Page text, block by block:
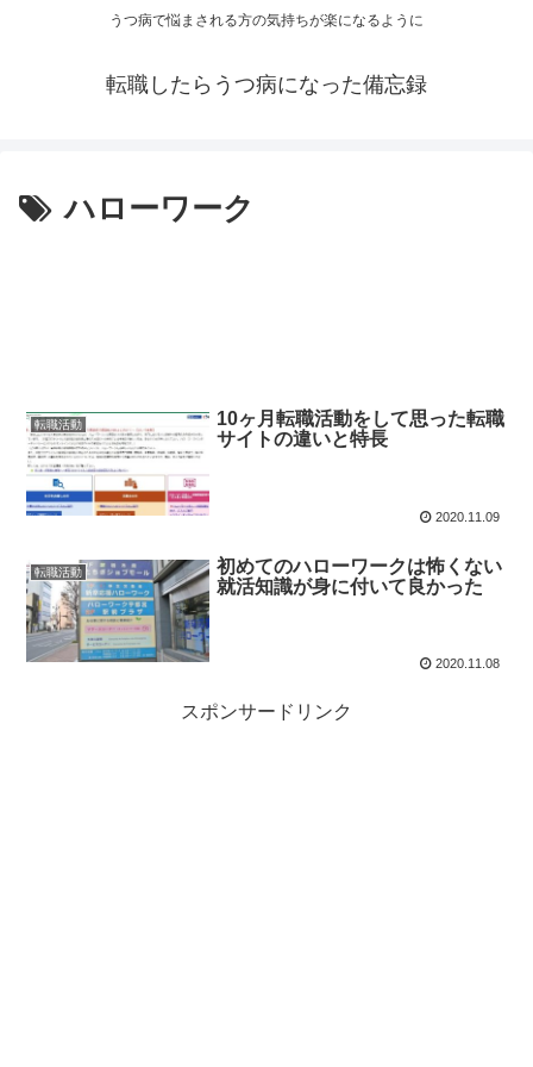
うつ病で悩まされる方の気持ちが楽になるように
転職したらうつ病になった備忘録
ハローワーク
転職活動
10ヶ月転職活動をして思った転職
サイトの違いと特長
2020.11.09
転職活動
初めてのハローワークは怖くない
就活知識が身に付いて良かった
2020.11.08
スポンサードリンク